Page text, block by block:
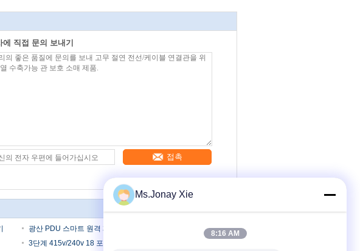
에 직접 문의 보내기
접촉
광산 PDU 스마트 원격 제어 IPDU 80A 12 포트 C19
3단계 415v/240v 18 포트 24 포트 C19 광산 단말기 단말기
Ms.Jonay Xie
8:16 AM